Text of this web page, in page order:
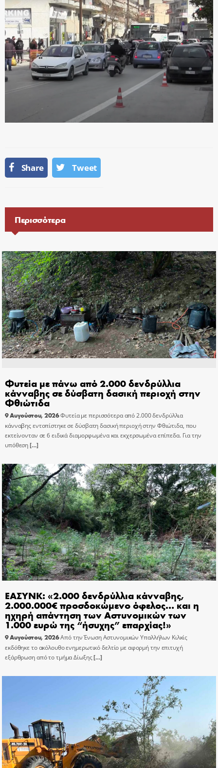
Share Tweet
Περισσότερα
Φυτεία με πάνω από 2.000 δενδρύλλια
κάνναβης σε δύσβατη δασική περιοχή στην
Φθιώτιδα
9 Αυγούστου, 2026Φυτεία με περισσότερα από 2.000 δενδρύλλια
κάνναβης εντοπίστηκε σε δύσβατη δασική περιοχή στην Φθιώτιδα, που
εκτείνονταν σε 6 ειδικά διαμορφωμένα και εκχερσωμένα επίπεδα. Για την
υπόθεση[…]
ΕΑΣΥΝΚ: «2.000 δενδρύλλια κάνναβης,
2.000.000€ προσδοκώμενο όφελος… και η
ηχηρή απάντηση των Αστυνομικών των
1.000 ευρώ της “ήσυχης” επαρχίας!»
9 Αυγούστου, 2026Από την Ένωση Αστυνομικών Υπαλλήλων Κιλκίς
εκδόθηκε το ακόλουθο ενημερωτικό δελτίο με αφορμή την επιτυχή
εξάρθρωση από το τμήμα Δίωξης[…]